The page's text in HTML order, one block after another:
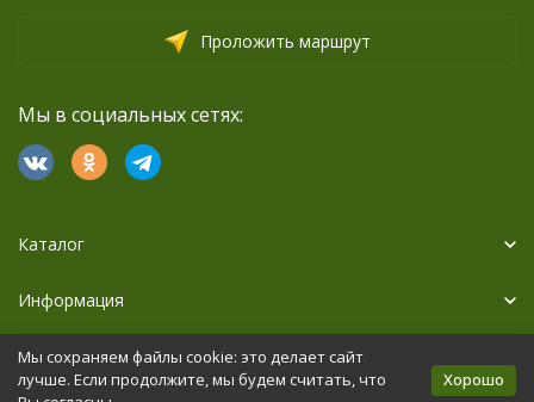
Проложить маршрут
Мы в социальных сетях:
Каталог
Информация
Дополнительно
Мы сохраняем файлы cookie: это делает сайт
лучше. Если продолжите, мы будем считать, что
Хорошо